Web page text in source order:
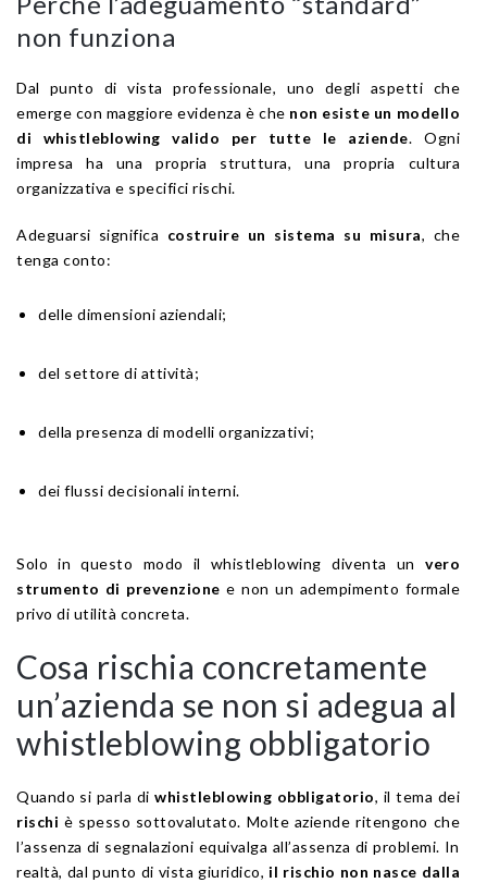
non funziona
Dal punto di vista professionale, uno degli aspetti che
emerge con maggiore evidenza è che non esiste un modello
di whistleblowing valido per tutte le aziende. Ogni
impresa ha una propria struttura, una propria cultura
organizzativa e specifici rischi.
Adeguarsi significa costruire un sistema su misura, che
tenga conto:
delle dimensioni aziendali;
del settore di attività;
della presenza di modelli organizzativi;
dei flussi decisionali interni.
Solo in questo modo il whistleblowing diventa un vero
strumento di prevenzione e non un adempimento formale
privo di utilità concreta.
Cosa rischia concretamente
un’azienda se non si adegua al
whistleblowing obbligatorio
Quando si parla diwhistleblowing obbligatorio, il tema dei
rischi è spesso sottovalutato. Molte aziende ritengono che
l’assenza di segnalazioni equivalga all’assenza di problemi. In
realtà, dal punto di vista giuridico, il rischio non nasce dalla